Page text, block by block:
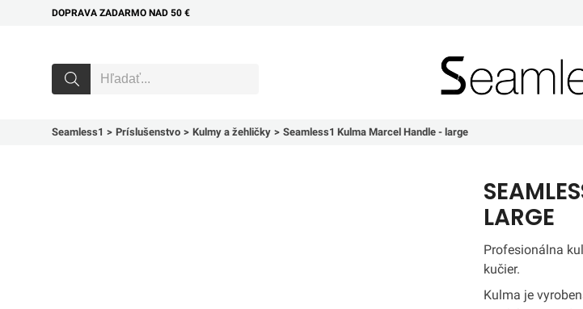
DOPRAVA ZADARMO NAD 50 €
Seamless1 Príslušenstvo Kulmy a žehličky Seamless1 Kulma Marcel Handle - large
LARGE
Profesionálna
kučier.
Kulma je